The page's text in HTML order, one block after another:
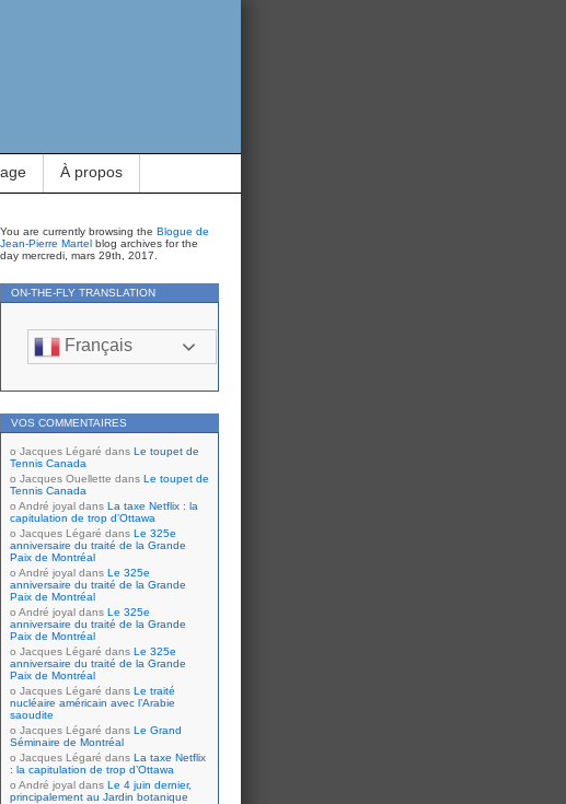
À propos
You are currently browsing the Blogue de
Jean-Pierre Martel blog archives for the
day mercredi, mars 29th, 2017.
ON-THE-FLY TRANSLATION
Français
VOS COMMENTAIRES
Jacques Légaré dans Le toupet de
Tennis Canada
Jacques Ouellette dans Le toupet de
Tennis Canada
André joyal dans La taxe Netflix : la
capitulation de trop d’Ottawa
Jacques Légaré dans Le 325e
anniversaire du traité de la Grande
Paix de Montréal
André joyal dans Le 325e
anniversaire du traité de la Grande
Paix de Montréal
André joyal dans Le 325e
anniversaire du traité de la Grande
Paix de Montréal
Jacques Légaré dans Le 325e
anniversaire du traité de la Grande
Paix de Montréal
Jacques Légaré dans Le traité
nucléaire américain avec l’Arabie
saoudite
Jacques Légaré dans Le Grand
Séminaire de Montréal
Jacques Légaré dans La taxe Netflix
: la capitulation de trop d’Ottawa
André joyal dans Le 4 juin dernier,
principalement au Jardin botanique